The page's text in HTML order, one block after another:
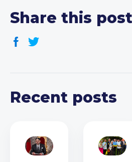
Share this post
Recent posts